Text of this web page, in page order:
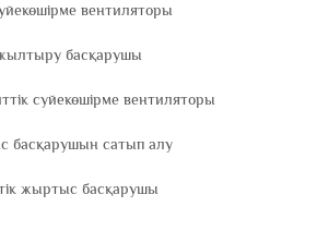
вентиляторы
басқарушы
суйекөшірме вентиляторы
басқарушын сатып алу
жыртыс басқарушы